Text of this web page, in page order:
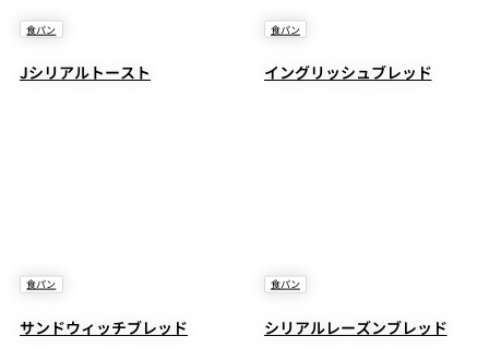
食パン
Jシリアルトースト
食パン
イングリッシュブレッド
食パン
サンドウィッチブレッド
食パン
シリアルレーズンブレッド